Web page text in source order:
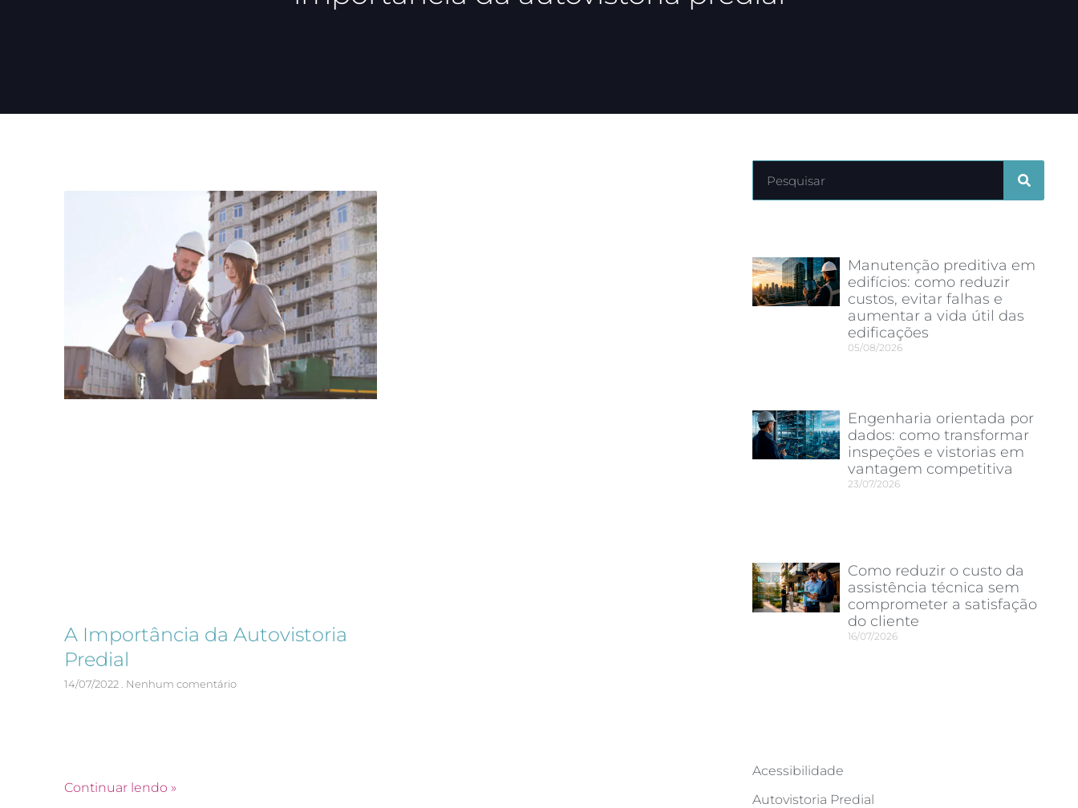
A Importância da Autovistoria
Predial
14/07/2022 Nenhum comentário
Continuar lendo »
Manutenção preditiva em
edifícios: como reduzir
custos, evitar falhas e
aumentar a vida útil das
edificações
05/08/2026
Engenharia orientada por
dados: como transformar
inspeções e vistorias em
vantagem competitiva
23/07/2026
Como reduzir o custo da
assistência técnica sem
comprometer a satisfação
do cliente
16/07/2026
Acessibilidade
Autovistoria Predial